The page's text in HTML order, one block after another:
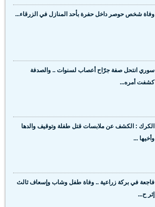
وفاة شخص حوصر داخل حفرة بأحد المنازل في الزرقاء...
سوري انتحل صفة جرّاح أعصاب لسنوات .. والصدفة
كشفت أمره...
الكرك : الكشف عن ملابسات قتل طفلة وتوقيف والدها
وأخيها ...
فاجعة في بركة زراعية .. وفاة طفل وشاب وإسعاف ثالث
إثر ح...